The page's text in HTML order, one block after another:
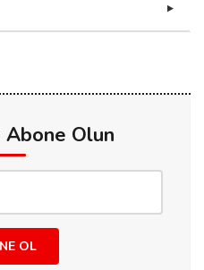
Olun
OL